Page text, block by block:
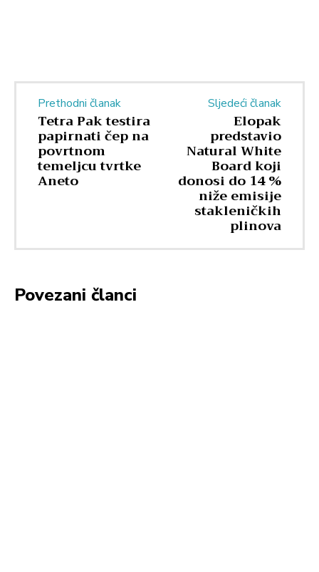
Prethodni članak
Tetra Pak testira
papirnati čep na
povrtnom
temeljcu tvrtke
Aneto
Sljedeći članak
Elopak
predstavio
Natural White
Board koji
donosi do 14 %
niže emisije
stakleničkih
plinova
Povezani članci